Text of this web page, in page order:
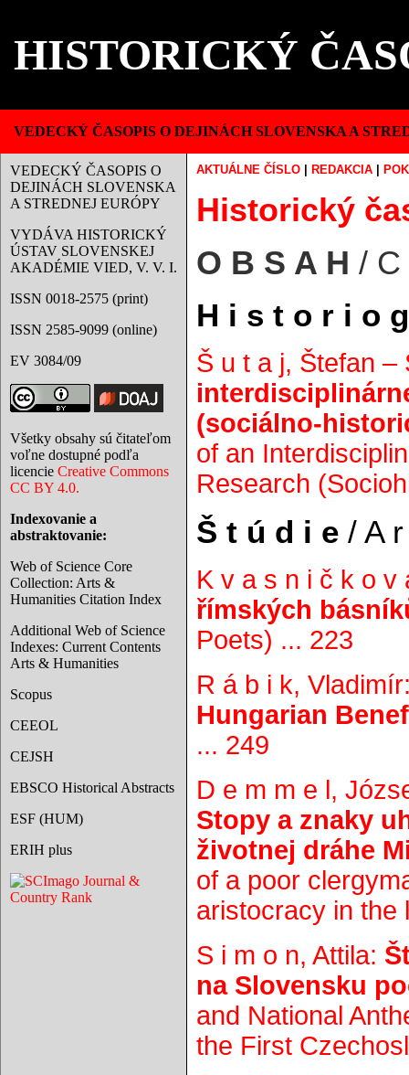
HISTORICKÝ
VEDECKÝ ČASOPIS O DEJINÁCH SLOVENSKA A
VEDECKÝ ČASOPIS O
DEJINÁCH SLOVENSKA
A STREDNEJ EURÓPY
VYDÁVA HISTORICKÝ
ÚSTAV SLOVENSKEJ
AKADÉMIE VIED, V. V. I.
ISSN 0018-2575 (print)
ISSN 2585-9099 (online)
EV 3084/09
Všetky obsahy sú čitateľom
voľne dostupné podľa
licencie Creative Commons
CC BY 4.0.
Indexovanie a
abstraktovanie:
Web of Science Core
Collection: Arts &
Humanities Citation Index
Additional Web of Science
Indexes: Current Contents
Arts & Humanities
Scopus
CEEOL
CEJSH
EBSCO Historical Abstracts
ESF (HUM)
ERIH plus
AKTUÁLNE ČÍSLO REDAKCIA
Historický
O B S A H / C
H i s t o r i o
Š u t a j, Štefan
(sociálno-
of an
Research
Š t ú d i e / A
K v a s n i č k o v
římských
Poets) ... 223
R á b i k,
Hungarian
... 249
D e m m e l,
Stopy a znaky
životnej dráhe
of a poor
aristocracy in the
S i m o n, Attila:
na Slovensku
and National
the First